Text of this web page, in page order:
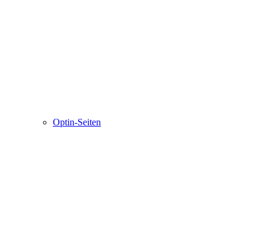
Optin-Seiten